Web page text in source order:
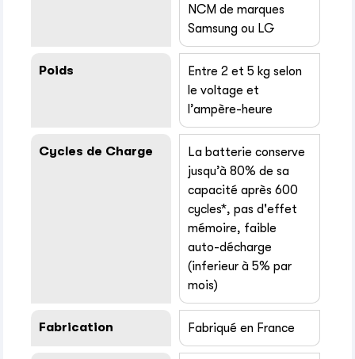
NCM de marques
Samsung ou LG
Poids
Entre 2 et 5 kg selon
le voltage et
l’ampère-heure
Cycles de Charge
La batterie conserve
jusqu’à 80% de sa
capacité après 600
cycles*, pas d'effet
mémoire, faible
auto-décharge
(inferieur à 5% par
mois)
Fabrication Fabriqué en France